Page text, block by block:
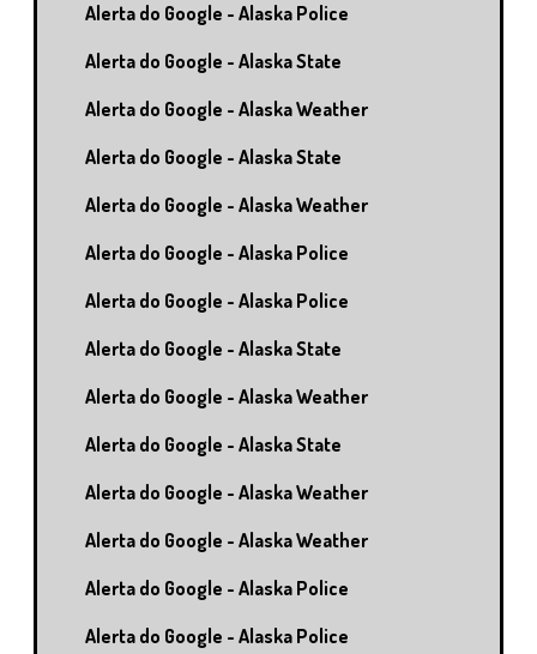
Alerta do Google - Alaska Police
Alerta do Google - Alaska State
Alerta do Google - Alaska Weather
Alerta do Google - Alaska State
Alerta do Google - Alaska Weather
Alerta do Google - Alaska Police
Alerta do Google - Alaska Police
Alerta do Google - Alaska State
Alerta do Google - Alaska Weather
Alerta do Google - Alaska State
Alerta do Google - Alaska Weather
Alerta do Google - Alaska Weather
Alerta do Google - Alaska Police
Alerta do Google - Alaska Police